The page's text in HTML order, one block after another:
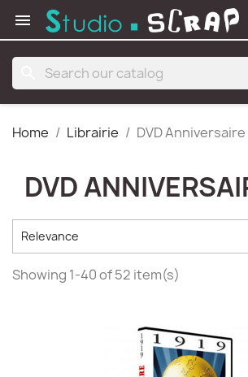

Home Librairie DVD Anniversaire
DVD
Relevance
Showing 1-40 of 52 item(s)